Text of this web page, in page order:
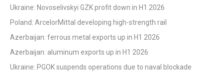
Ukraine: Novoselivskyi GZK profit down in H1 2026
Poland: ArcelorMittal developing high-strength rail
Azerbaijan: ferrous metal exports up in H1 2026
Azerbaijan: aluminum exports up in H1 2026
Ukraine: PGOK suspends operations due to naval blockade